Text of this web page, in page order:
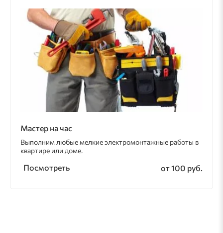
Мастер на час
Выполним любые мелкие электромонтажные работы в
квартире или доме.
Посмотреть от 100 руб.